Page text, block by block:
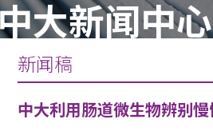
大新闻中心
新闻稿
中大利用肠道微生物辨别